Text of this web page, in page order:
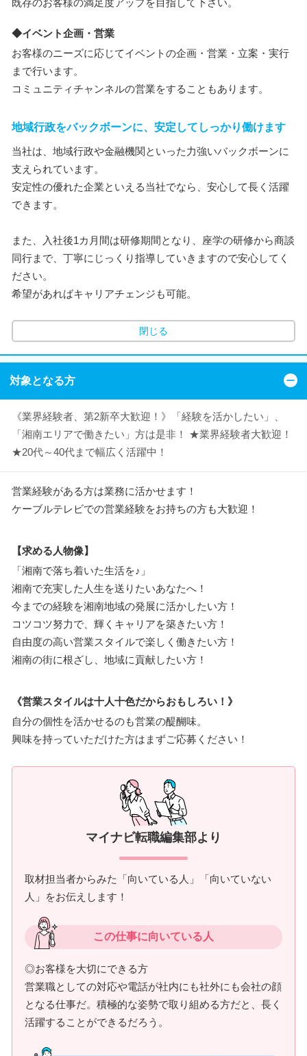
既存のお客様の満足度アップを目指して下さい。
◆イベント企画・営業
お客様のニーズに応じてイベントの企画・営業・立案・実行
まで行います。
コミュニティチャンネルの営業をすることもあります。
地域行政をバックボーンに、安定してしっかり働けます
当社は、地域行政や金融機関といった力強いバックボーンに
支えられています。
安定性の優れた企業といえる当社でなら、安心して長く活躍
できます。
また、入社後1カ月間は研修期間となり、座学の研修から商談
同行まで、丁寧にじっくり指導していきますので安心してく
ださい。
希望があればキャリアチェンジも可能。
閉じる
対象となる方
《業界経験者、第2新卒大歓迎！》「経験を活かしたい」、
「湘南エリアで働きたい」方は是非！ ★業界経験者大歓迎！
★20代～40代まで幅広く活躍中！
営業経験がある方は業務に活かせます！
ケーブルテレビでの営業経験をお持ちの方も大歓迎！
【求める人物像】
「湘南で落ち着いた生活を♪」
湘南で充実した人生を送りたいあなたへ！
今までの経験を湘南地域の発展に活かしたい方！
コツコツ努力で、輝くキャリアを築きたい方！
自由度の高い営業スタイルで楽しく働きたい方！
湘南の街に根ざし、地域に貢献したい方！
《営業スタイルは十人十色だからおもしろい！》
自分の個性を活かせるのも営業の醍醐味。
興味を持っていただけた方はまずご応募ください！
マイナビ転職編集部より
取材担当者からみた「向いている人」「向いていない
人」をお伝えします！
この仕事に向いている人
◎お客様を大切にできる方
営業職としての対応や電話が社内にも社外にも会社の顔
となる仕事だ。積極的な姿勢で取り組める方だと、長く
活躍することができるだろう。